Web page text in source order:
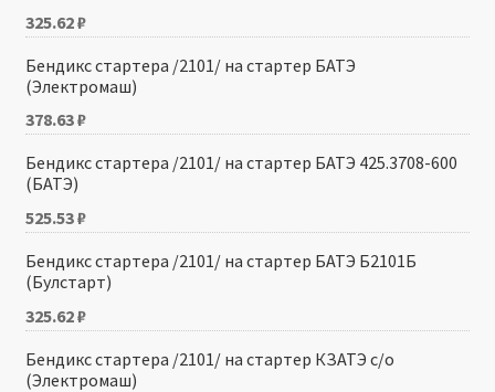
325.62₽
Бендикс стартера /2101/ на стартер БАТЭ
(Электромаш)
378.63₽
Бендикс стартера /2101/ на стартер БАТЭ 425.3708-600
(БАТЭ)
525.53₽
Бендикс стартера /2101/ на стартер БАТЭ Б2101Б
(Булстарт)
325.62₽
Бендикс стартера /2101/ на стартер КЗАТЭ с/о
(Электромаш)